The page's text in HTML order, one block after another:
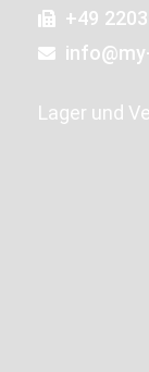
+49
Lager und